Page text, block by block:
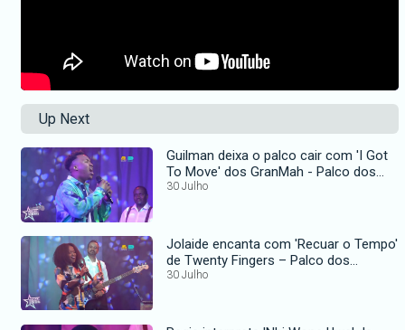
Up Next
Guilman deixa o palco cair com 'I Got
To Move' dos GranMah - Palco dos
Sonhos
30 Julho
Jolaide encanta com 'Recuar o Tempo'
de Twenty Fingers – Palco dos
Sonhos
30 Julho